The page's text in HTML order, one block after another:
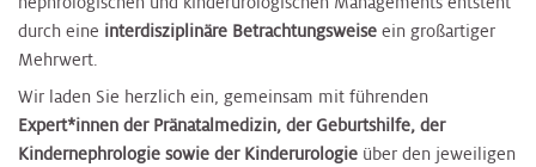
durch eine interdisziplinäre Betrachtungsweise ein großartiger
Mehrwert.
Wir laden Sie herzlich ein, gemeinsam mit führenden
Expert*innen der Pränatalmedizin, der Geburtshilfe, der
Kindernephrologie sowie der Kinderurologie über den jeweiligen